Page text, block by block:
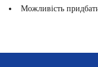
Можливість